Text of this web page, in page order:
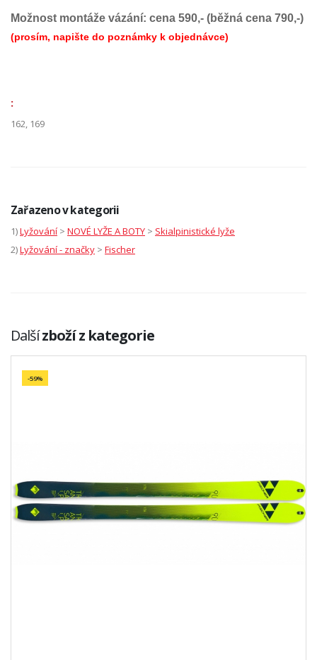
Možnost montáže vázání: cena 590,- (běžná cena 790,-)
(prosím, napište do poznámky k objednávce)
:
162, 169
Zařazeno v kategorii
1)Lyžování > NOVÉ LYŽE A BOTY > Skialpinistické lyže
2)Lyžování - značky > Fischer
Dalšízboží z kategorie
-59%